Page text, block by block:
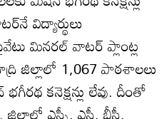
విద్యార్థులు
మినరల్‌ వాటర్‌ ప్లాంట్ల
జిల్లాలో 1,067 పాఠశాలలు
కనెక్షన్లు లేవు. దీంతో